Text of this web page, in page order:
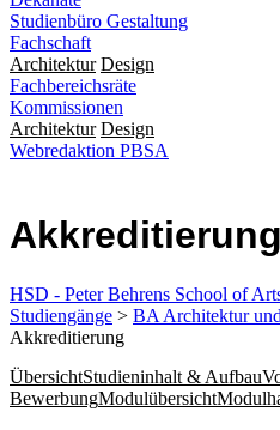
Studienbüro Gestaltung
Fachschaft
Architektur Design
Fachbereichsräte
Kommissionen
Architektur Design
Webredaktion PBSA
Akkreditierung
HSD - Peter Behrens School of
Studiengänge > BA Architektur
Akkreditierung
ÜbersichtStudieninhalt & Aufbau
BewerbungModulübersicht